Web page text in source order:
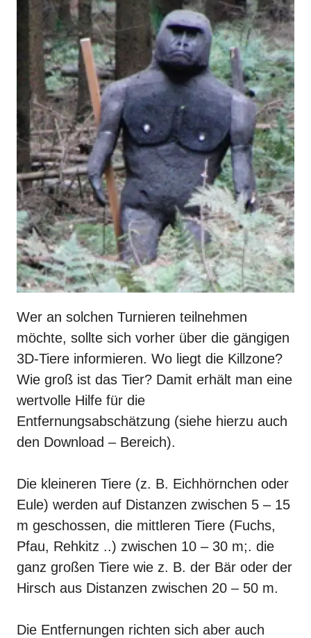
Wer an solchen Turnieren teilnehmen
möchte, sollte sich vorher über die gängigen
3D-Tiere informieren. Wo liegt die Killzone?
Wie groß ist das Tier? Damit erhält man eine
wertvolle Hilfe für die
Entfernungsabschätzung (siehe hierzu auch
den Download – Bereich).
Die kleineren Tiere (z. B. Eichhörnchen oder
Eule) werden auf Distanzen zwischen 5 – 15
m geschossen, die mittleren Tiere (Fuchs,
Pfau, Rehkitz ..) zwischen 10 – 30 m;. die
ganz großen Tiere wie z. B. der Bär oder der
Hirsch aus Distanzen zwischen 20 – 50 m.
Die Entfernungen richten sich aber auch